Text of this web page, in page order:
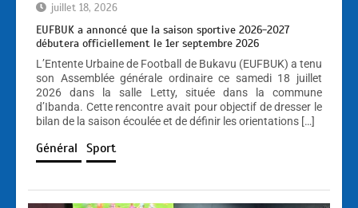
juillet 18, 2026
EUFBUK a annoncé que la saison sportive 2026-2027
débutera officiellement le 1er septembre 2026
L’Entente Urbaine de Football de Bukavu (EUFBUK) a tenu
son Assemblée générale ordinaire ce samedi 18 juillet
2026 dans la salle Letty, située dans la commune
d’Ibanda. Cette rencontre avait pour objectif de dresser le
bilan de la saison écoulée et de définir les orientations […]
Général Sport